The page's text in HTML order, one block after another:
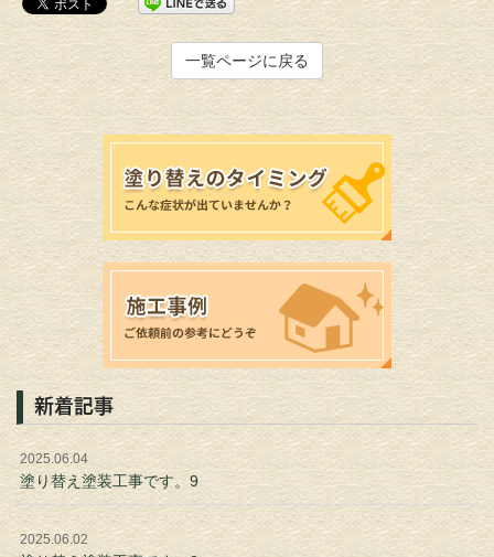
一覧ページに戻る
新着記事
2025.06.04
塗り替え塗装工事です。9
2025.06.02